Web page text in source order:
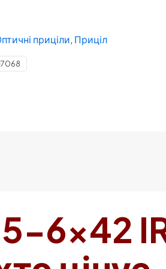
приціли, Приціл
6×42